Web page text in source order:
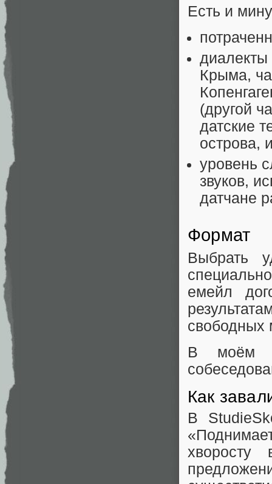
Есть и
Крыма,
(другой
датские
острова,
уровень
звуков,
датчане
Формат
Выбрать
емейл
свободных
В моём
Как
В
хворосту